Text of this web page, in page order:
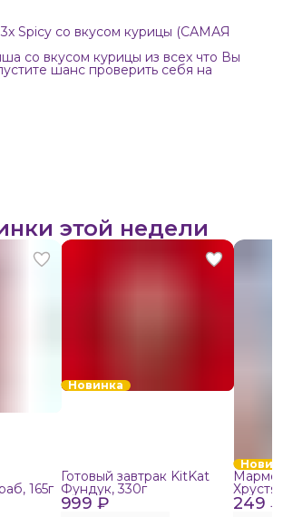
Spicy со вкусом курицы (САМАЯ
со вкусом курицы из всех что Вы
шанс проверить себя на
этой недели
165г
Новинка
999 ₽
Готовый завтрак KitKat
Фундук, 330г
249 ₽